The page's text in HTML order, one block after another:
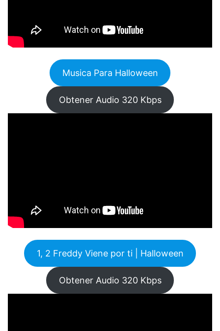
Musica Para Halloween
Obtener Audio 320 Kbps
1, 2 Freddy Viene por ti | Halloween
Obtener Audio 320 Kbps